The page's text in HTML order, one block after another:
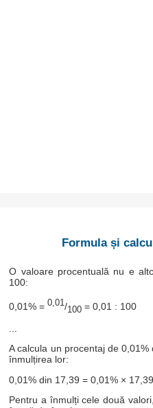
Formula și
O valoare procentuală nu e
100:
0,01% =0,01/100 = 0,01 : 100
...
A calcula un procentaj de
înmulțirea lor:
0,01% din 17,39 = 0,01% × 17,39
Pentru a înmulți cele două